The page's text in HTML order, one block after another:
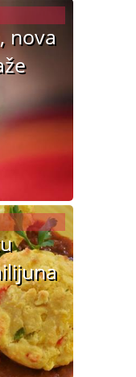
nova